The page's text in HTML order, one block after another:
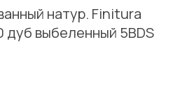
натур. Finitura
дуб выбеленный 5BDS